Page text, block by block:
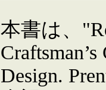
本書は、
Design.